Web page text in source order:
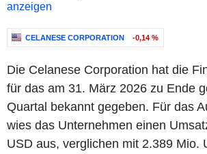
anzeigen
CELANESE CORPORATION -0,14 %
Die Celanese Corporation hat die
für das am 31. März 2026 zu Ende
Quartal bekannt gegeben. Für das
wies das Unternehmen einen
USD aus, verglichen mit 2.389 Mio.